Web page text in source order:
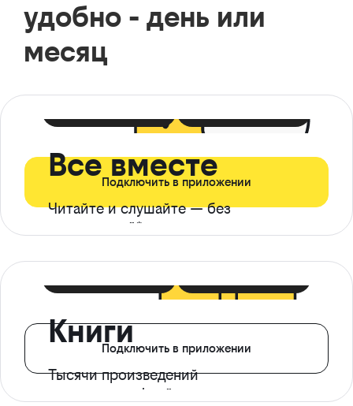
удобно - день или
месяц
Все вместе
Читайте и слушайте — без
ограничений*
Подключить в приложении
Книги
Тысячи произведений
с доступом офлайн
Подключить в приложении